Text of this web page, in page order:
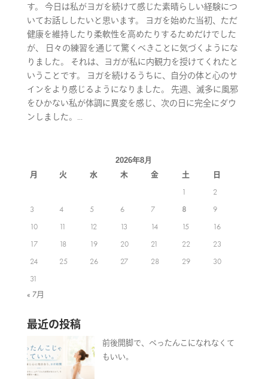
す。 今日は私がヨガを続けて感じた素晴らしい経験につ
いてお話ししたいと思います。 ヨガを始めた当初、ただ
健康を維持したり柔軟性を高めたりするためだけでした
が、 日々の練習を通じて驚くべきことに気づくようにな
りました。 それは、ヨガが私に内観力を授けてくれたと
いうことです。 ヨガを続けるうちに、自分の体と心のサ
インをより感じるようになりました。 先週、滅多に風邪
をひかない私が体調に異変を感じ、次の日に完全にダウ
ンしました。...
2026年8月
月 火 水 木 金 土
日
1
2
3
4 5 6 7 8
9
10
11 12 13 14 15
16
17
18 19 20 21 22
23
24
25 26 27 28 29
30
31
« 7月
最近の投稿
前後開脚で、ぺったんこになれなくて
もいい。